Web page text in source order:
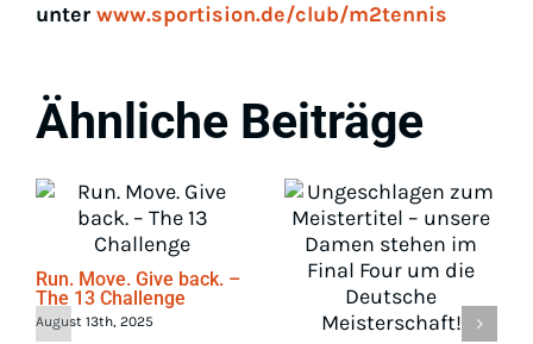
unter www.sportision.de/club/m2tennis
Ähnliche Beiträge
Run. Move. Give back. –
The 13 Challenge
August 13th, 2025